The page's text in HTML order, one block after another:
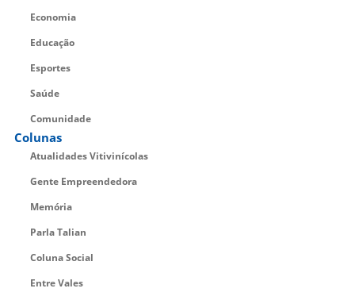
Economia
Educação
Esportes
Saúde
Comunidade
Colunas
Atualidades Vitivinícolas
Gente Empreendedora
Memória
Parla Talian
Coluna Social
Entre Vales